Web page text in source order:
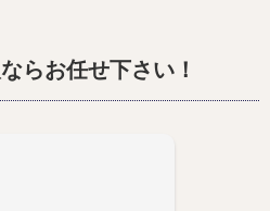
らお任せ下さい！